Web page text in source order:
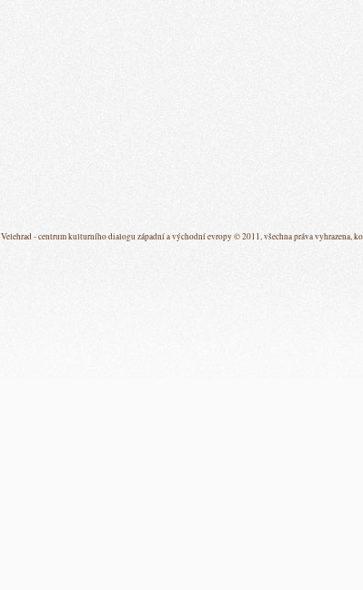
Velehrad - centrum kulturního dialogu západní a východní evropy © 2011, všechna práva vyhrazena,